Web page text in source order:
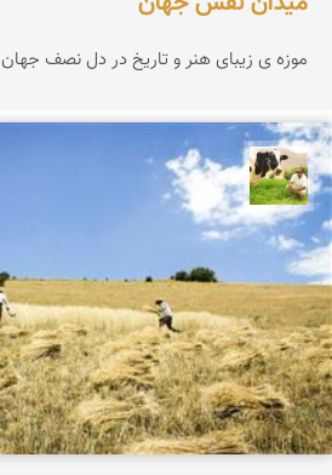
موزه ی زیبای هنر و تاریخ در دل نصف جهان
تقی قاسمی